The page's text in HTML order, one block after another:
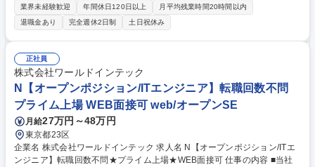
ニアがより利用しやすいポータルサイトを目指し、品質向上やセキュリテ
ィ、デザインの評価・改善を共に行う業務です。 ▼アーキテクチャ 言
語：C＃、JavaScript など OS：Windows、iOS、Android DB：SQLServ
er、Oracle ■エンドユーザーである自社社員の声を直接聞き反映できるや
りがい ■フレックスタイム制を活用した、柔軟で無理のない柔軟な働き方
募集職種 【中央区】社内WEBシステム開発エンジニア/賞与6ヶ月/残業月
平均7時間/土日祝休
業界未経験歓迎 年間休日120日以上
月平均残業時間20時間以内
退職金あり
完全週休2日制 土日祝休み
正社員
株式会社ワールドインテック
N【オープンポジション/ITエンジニア】転職回数不問
プライム上場 WEB面接可 web/オープンSE
月給27万円～48万円
東京都23区
企業名 株式会社ワールドインテック 求人名 N【オープンポジション/ITエ
ンジニア】転職回数不問★プライム上場★WEB面接可 仕事の内容 ■当社